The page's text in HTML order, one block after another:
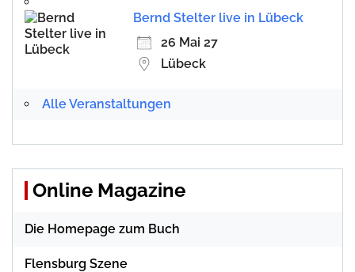
Bernd Stelter live in Lübeck
26 Mai 27
Lübeck
Alle Veranstaltungen
Online Magazine
Die Homepage zum Buch
Flensburg Szene